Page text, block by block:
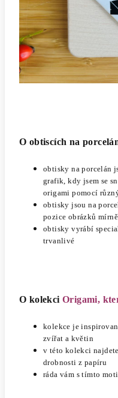
O obtiscích na
obtisky na porcelán
grafik, kdy jsem se
origami pomocí
obtisky jsou na
pozice obrázků
obtisky vyrábí
trvanlivé
O kolekciOrigami,
kolekce je
zvířat a květin
v této kolekci
drobnosti z papíru
ráda vám s tímto